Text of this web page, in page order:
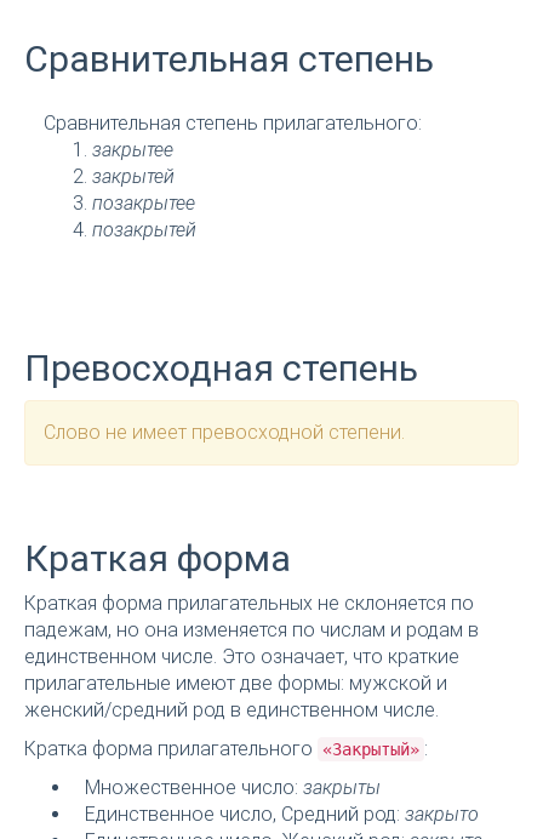
Сравнительная степень
Сравнительная степень прилагательного:
закрытее
закрытей
позакрытее
позакрытей
Превосходная степень
Слово не имеет превосходной степени.
Краткая форма
Краткая форма прилагательных не склоняется по
падежам, но она изменяется по числам и родам в
единственном числе. Это означает, что краткие
прилагательные имеют две формы: мужской и
женский/средний род в единственном числе.
Кратка форма прилагательного
«Закрытый» :
Множественное число: закрыты
Единственное число, Средний род: закрыто